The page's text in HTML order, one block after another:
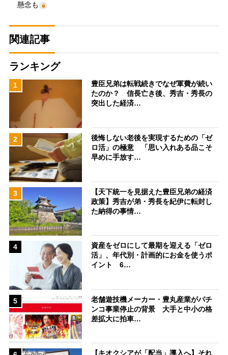
懸念も
関連記事
ランキング
1
豊臣兄弟は転戦続きでなぜ軍費が続い
たのか？ 信長亡き後、秀吉・秀長の
突出した経済…
2
後悔しない老後を実現するための「ゼ
ロ活」の極意 「思い入れある品こそ
早めに手放す…
3
【天下統一を見据えた豊臣兄弟の経済
政策】秀吉が弟・秀長を紀伊に転封し
た納得の事情…
4
資産をゼロにして最期を迎える「ゼロ
活」、年代別・計画的にお金を使うポ
イント 6…
5
老舗遊技機メーカー・豊丸産業がパチ
ンコ事業停止の背景 大手と中小の格
差拡大に拍車…
【キオクシアが「配当」導入へ】それ